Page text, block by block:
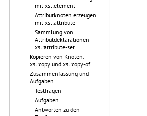
mit xsl:element
Attributknoten erzeugen
mit xsl:attribute
Sammlung von
Attributdeklarationen -
xsl:attribute-set
Kopieren von Knoten:
xsl:copy und xsl:copy-of
Zusammenfassung und
Aufgaben
Testfragen
Aufgaben
Antworten zu den